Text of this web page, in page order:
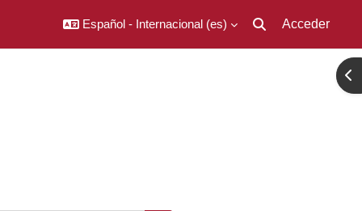
Español - Internacional ‎(es)‎
Selector de
Acceder